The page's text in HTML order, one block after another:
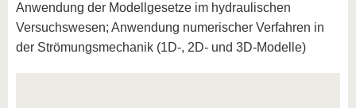
Anwendung der Modellgesetze im hydraulischen
Versuchswesen; Anwendung numerischer Verfahren in
der Strömungsmechanik (1D-, 2D- und 3D-Modelle)